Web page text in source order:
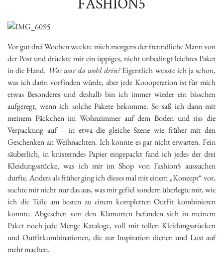
FASHION5
Vor gut drei Wochen weckte mich morgens der freundliche Mann von
der Post und drückte mir ein üppiges, nicht unbedingt leichtes Paket
in die Hand. Was war da wohl drin?Eigentlich wusste ich ja schon,
was ich darin vorfinden würde, aber jede Koooperation ist für mich
etwas Besonderes und deshalb bin ich immer wieder ein bisschen
aufgeregt, wenn ich solche Pakete bekomme. So saß ich dann mit
meinem Päckchen im Wohnzimmer auf dem Boden und riss die
Verpackung auf – in etwa die gleiche Szene wie früher mit den
Geschenken an Weihnachten. Ich konnte es gar nicht erwarten. Fein
säuberlich, in knisterndes Papier eingepackt fand ich jedes der drei
Kleidungsstücke, was ich mir im Shop von Fashion5 aussuchen
durfte. Anders als früher ging ich dieses mal mit einem „Konzept“ vor,
suchte mir nicht nur das aus, was mir gefiel sondern überlegte mir, wie
ich die Teile am besten zu einem kompletten Outfit kombinieren
konnte. Abgesehen von den Klamotten befanden sich in meinem
Paket noch jede Menge Kataloge, voll mit tollen Kleidungsstücken
und Outfitkombinationen, die zur Inspiration dienen und Lust auf
mehr machen.